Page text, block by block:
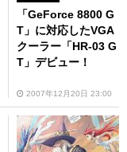
「GeForce 8800 G
T」に対応したVGA
クーラー「HR-03 G
T」デビュー！
2007年12月20日 23:00